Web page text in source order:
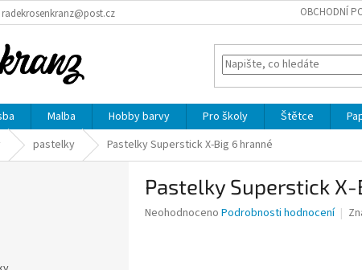
radekrosenkranz@post.cz OBCHODNÍ
Malba Hobby barvy Pro školy Štětce
pastelky Pastelky Superstick X-Big 6 hranné
Pastelky Superstick
Průměrné
Neohodnoceno Podrobnosti hodnocení